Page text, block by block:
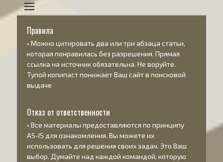
Правила
• Можно цитировать два или три абзаца статьи,
которая понравилась без разрешения. Прямая
ссылка на источник обязательна. Не воруйте.
Тупой копипаст понижает Ваш сайт в поисковой
выдаче
Отказ от ответственности
• Все материалы предоставляются по принципу
AS-IS для ознакомления. Вы можете их
использовать для решения своих задач. Это Ваш
выбор. Думайте над каждой командой, которую